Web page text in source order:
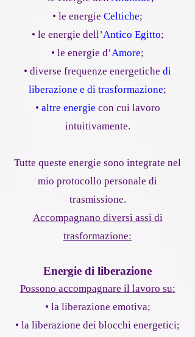
• le energie Celtiche;
• le energie dell’Antico Egitto;
• le energie d’Amore;
• diverse frequenze energetiche di
liberazione e di trasformazione;
• altre energie con cui lavoro
intuitivamente.
Tutte queste energie sono integrate nel
mio protocollo personale di
trasmissione.
Accompagnano diversi assi di
trasformazione:
Energie di liberazione
Possono accompagnare il lavoro su:
• la liberazione emotiva;
• la liberazione dei blocchi energetici;